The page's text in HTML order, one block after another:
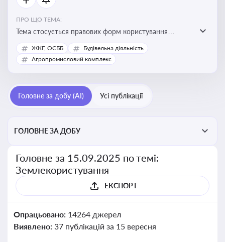
ПРО ЩО ТЕМА:
Тема стосується правових форм користування
землею, зокрема умов доступу, володіння та
користування земельними ділянками різних форм
ЖКГ, ОСББ
Будівельна діяльність
Агропромисловий комплекс
Головне за добу (AI) Усі публікації
ГОЛОВНЕ ЗА ДОБУ
Головне за 15.09.2025 по темі:
Землекористування
ЕКСПОРТ
Опрацьовано: 14264 джерел
Виявлено: 37 публікацій за 15 вересня